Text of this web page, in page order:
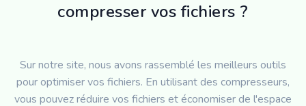
compresser vos fichiers ?
Sur notre site, nous avons rassemblé les meilleurs outils
pour optimiser vos fichiers. En utilisant des compresseurs,
vous pouvez réduire vos fichiers et économiser de l'espace